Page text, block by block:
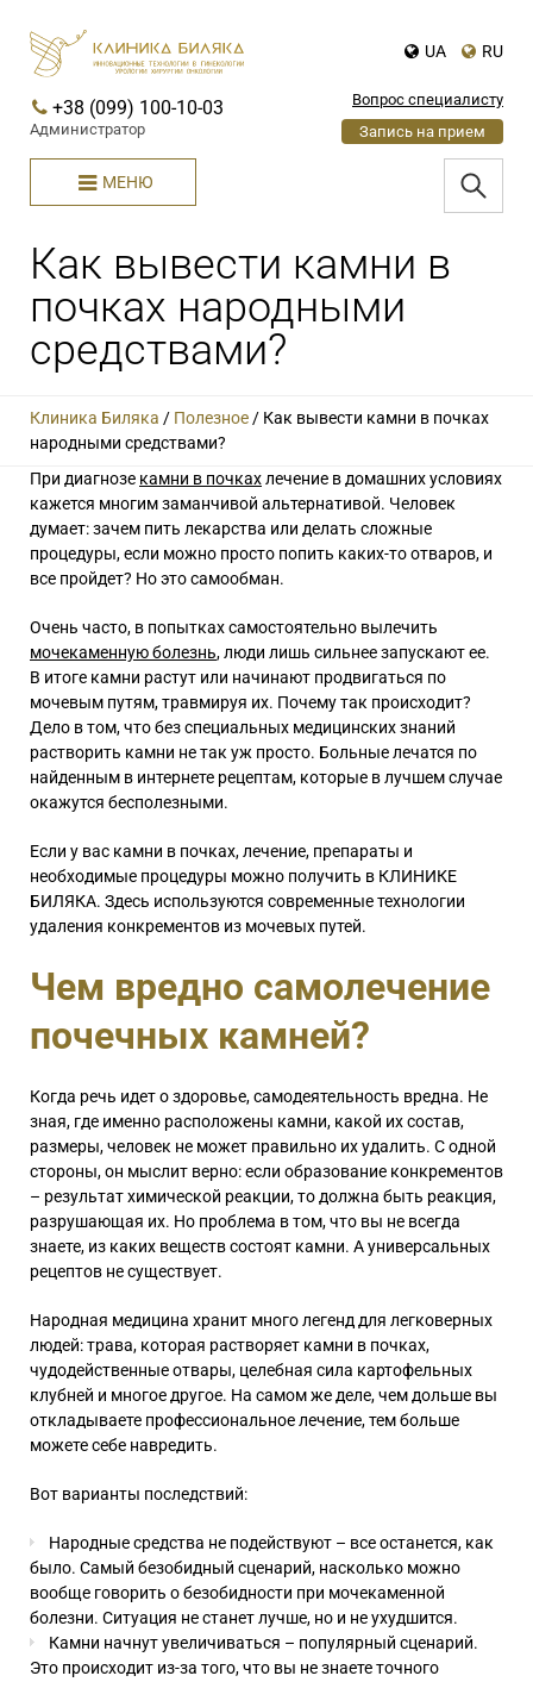
UA RU
+38 (099) 100-10-03
Администратор
Вопрос специалисту
Запись на прием
МЕНЮ
Как вывести камни в
почках народными
средствами?
Клиника Биляка / Полезное/ Как вывести камни в почках
народными средствами?
При диагнозе камни в почкахлечение в домашних условиях
кажется многим заманчивой альтернативой. Человек
думает: зачем пить лекарства или делать сложные
процедуры, если можно просто попить каких-то отваров, и
все пройдет? Но это самообман.
Очень часто, в попытках самостоятельно вылечить
мочекаменную болезнь, люди лишь сильнее запускают ее.
В итоге камни растут или начинают продвигаться по
мочевым путям, травмируя их. Почему так происходит?
Дело в том, что без специальных медицинских знаний
растворить камни не так уж просто. Больные лечатся по
найденным в интернете рецептам, которые в лучшем случае
окажутся бесполезными.
Если у вас камни в почках, лечение, препараты и
необходимые процедуры можно получить в КЛИНИКЕ
БИЛЯКА. Здесь используются современные технологии
удаления конкрементов из мочевых путей.
Чем вредно самолечение
почечных камней?
Когда речь идет о здоровье, самодеятельность вредна. Не
зная, где именно расположены камни, какой их состав,
размеры, человек не может правильно их удалить. С одной
стороны, он мыслит верно: если образование конкрементов
– результат химической реакции, то должна быть реакция,
разрушающая их. Но проблема в том, что вы не всегда
знаете, из каких веществ состоят камни. А универсальных
рецептов не существует.
Народная медицина хранит много легенд для легковерных
людей: трава, которая растворяет камни в почках,
чудодейственные отвары, целебная сила картофельных
клубней и многое другое. На самом же деле, чем дольше вы
откладываете профессиональное лечение, тем больше
можете себе навредить.
Вот варианты последствий:
Народные средства не подействуют – все останется, как
было. Самый безобидный сценарий, насколько можно
вообще говорить о безобидности при мочекаменной
болезни. Ситуация не станет лучше, но и не ухудшится.
Камни начнут увеличиваться – популярный сценарий.
Это происходит из-за того, что вы не знаете точного